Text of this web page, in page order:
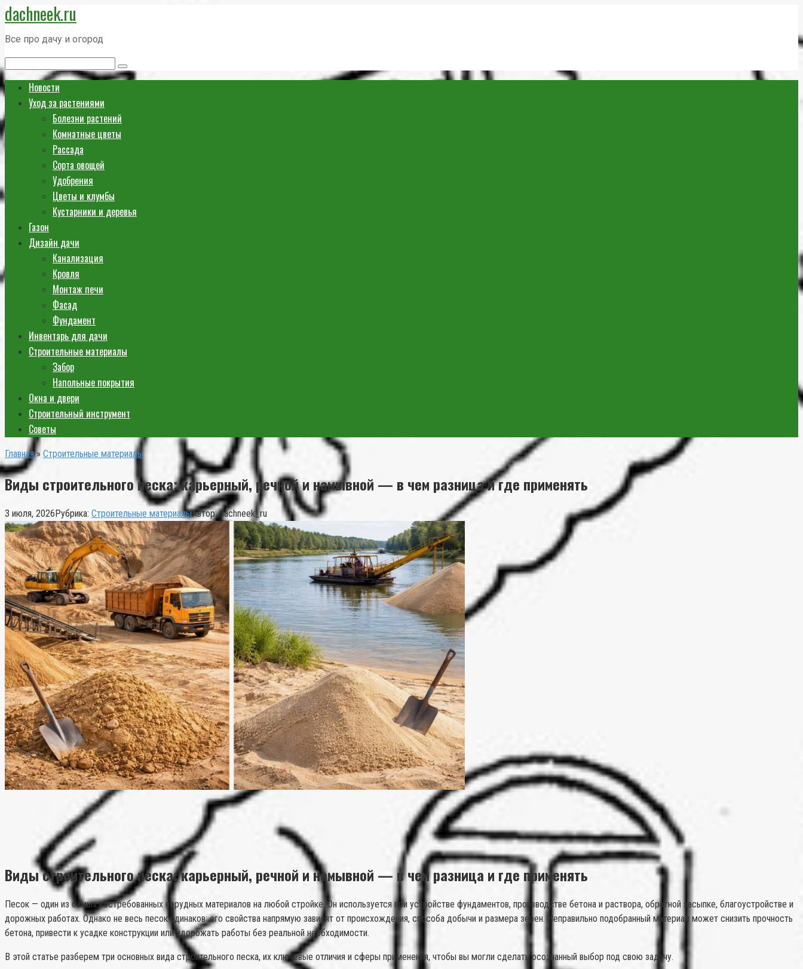
Перейти
к
контенту
dachneek.ru
Все про дачу и огород
Новости
Уход за растениями
Болезни растений
Комнатные цветы
Рассада
Сорта овощей
Удобрения
Цветы и клумбы
Кустарники и деревья
Газон
Дизайн дачи
Канализация
Кровля
Монтаж печи
Фасад
Фундамент
Инвентарь для дачи
Строительные материалы
Забор
Напольные покрытия
Окна и двери
Строительный инструмент
Советы
Главная » Строительные материалы
Виды строительного песка: карьерный, речной и намывной — в чем разница и где применять
3 июля, 2026Рубрика: Строительные материалыАвтор: dachneek_ru
Виды строительного песка: карьерный, речной и намывной — в чем разница и где применять
Песок — один из самых востребованных нерудных материалов на любой стройке. Он используется при устройстве фундаментов, производстве бетона и раствора, обратной засыпке, благоустройстве и
дорожных работах. Однако не весь песок одинаков: его свойства напрямую зависят от происхождения, способа добычи и размера зерен. Неправильно подобранный материал может снизить прочность
бетона, привести к усадке конструкции или удорожать работы без реальной необходимости.
В этой статье разберем три основных вида строительного песка, их ключевые отличия и сферы применения, чтобы вы могли сделать осознанный выбор под свою задачу.